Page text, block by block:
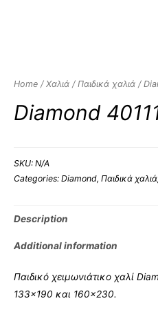
Home / Χαλιά / Παιδικά χαλιά /
Diamond
SKU: N/A
Categories: Diamond, Παιδικά χαλιά
Description
Additional information
Παιδικό χειμωνιάτικο χαλί
133×190 και 160×230.